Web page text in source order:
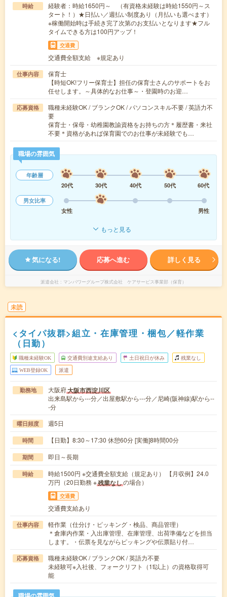
時給
経験者：時給1650円～ （有資格未経験は時給1550円～ス
タート！）★日払い／週払い制度あり（月払いも選べます）
※稼働開始時は手続き完了次第のお支払いとなります★フル
タイムできる方は100円アップ！
交通費
交通費全額支給 ※規定あり
仕事内容
保育士
【時短OK!フリー保育士】担任の保育士さんのサポートをお
任せします。～具体的なお仕事～・登園時のお迎…
応募資格
職種未経験OK / ブランクOK / パソコンスキル不要 / 英語力不
要
保育士・保母・幼稚園教諭資格をお持ちの方＊履歴書・来社
不要＊資格があれば保育園でのお仕事が未経験でも…
職場の雰囲気
年齢層
20代
30代 40代 50代
60代
男女比率
女性
男性
もっと見る
気になる! 応募へ進む 詳しく見る
派遣会社 マンパワーグループ株式会社 ケアサービス事業部（保育）
未読
<タイパ抜群>組立・在庫管理・梱包／軽作業
（日勤）
職種未経験OK 交通費別途支給あり 土日祝日が休み 残業なし
WEB登録OK 派遣
勤務地 大阪府大阪市西淀川区
出来島駅から---分／出屋敷駅から---分／尼崎(阪神線)駅から--
-分
曜日頻度 週5日
時間 【日勤】8:30～17:30 休憩60分 [実働]8時間00分
期間 即日～長期
時給
時給1500円 ※交通費全額支給（規定あり） 【月収例】24.0
万円（20日勤務 ※残業なしの場合）
交通費
交通費支給あり
仕事内容
軽作業（仕分け・ピッキング・検品、商品管理）
＊倉庫内作業・入出庫管理、在庫管理、出荷準備などを担当
します。・伝票を見ながらピッキングや伝票貼り付…
応募資格
職種未経験OK / ブランクOK / 英語力不要
未経験可※入社後、フォークリフト（1t以上）の資格取得可
能